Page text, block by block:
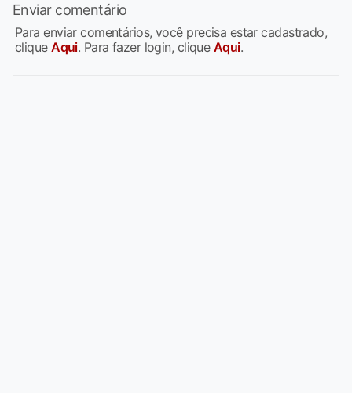
Enviar comentário
Para enviar comentários, você precisa estar cadastrado,
cliqueAqui. Para fazer login, clique Aqui.